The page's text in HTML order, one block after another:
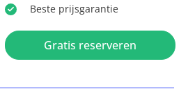
Beste prijsgarantie
Gratis reserveren